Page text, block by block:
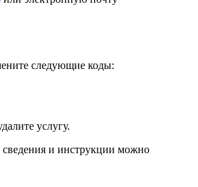
следующие коды:
услугу.
и инструкции можно